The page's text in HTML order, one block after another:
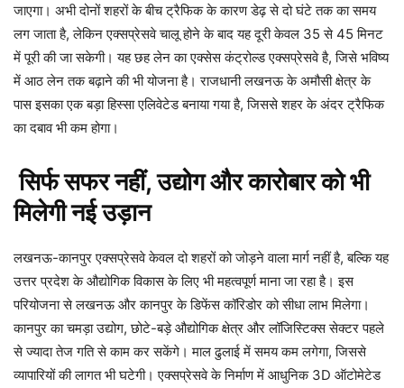
जाएगा। अभी दोनों शहरों के बीच ट्रैफिक के कारण डेढ़ से दो घंटे तक का समय
लग जाता है, लेकिन एक्सप्रेसवे चालू होने के बाद यह दूरी केवल 35 से 45 मिनट
में पूरी की जा सकेगी। यह छह लेन का एक्सेस कंट्रोल्ड एक्सप्रेसवे है, जिसे भविष्य
में आठ लेन तक बढ़ाने की भी योजना है। राजधानी लखनऊ के अमौसी क्षेत्र के
पास इसका एक बड़ा हिस्सा एलिवेटेड बनाया गया है, जिससे शहर के अंदर ट्रैफिक
का दबाव भी कम होगा।
सिर्फ सफर नहीं, उद्योग और कारोबार को भी
मिलेगी नई उड़ान
लखनऊ-कानपुर एक्सप्रेसवे केवल दो शहरों को जोड़ने वाला मार्ग नहीं है, बल्कि यह
उत्तर प्रदेश के औद्योगिक विकास के लिए भी महत्वपूर्ण माना जा रहा है। इस
परियोजना से लखनऊ और कानपुर के डिफेंस कॉरिडोर को सीधा लाभ मिलेगा।
कानपुर का चमड़ा उद्योग, छोटे-बड़े औद्योगिक क्षेत्र और लॉजिस्टिक्स सेक्टर पहले
से ज्यादा तेज गति से काम कर सकेंगे। माल ढुलाई में समय कम लगेगा, जिससे
व्यापारियों की लागत भी घटेगी। एक्सप्रेसवे के निर्माण में आधुनिक 3D ऑटोमेटेड